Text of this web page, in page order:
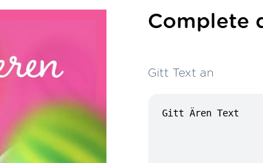
Complete
Gitt Text an